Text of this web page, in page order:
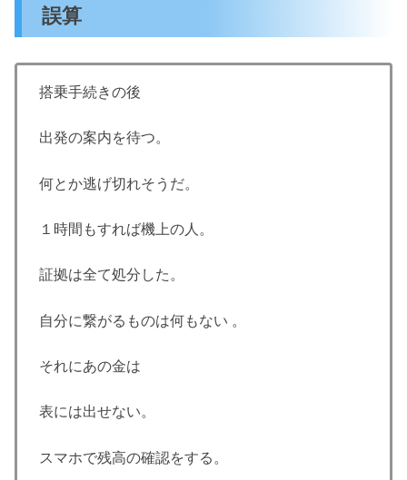
誤算
搭乗手続きの後
出発の案内を待つ。
何とか逃げ切れそうだ。
１時間もすれば機上の人。
証拠は全て処分した。
自分に繋がるものは何もない 。
それにあの金は
表には出せない。
スマホで残高の確認をする。